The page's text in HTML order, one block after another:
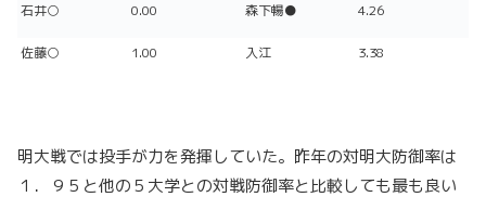
石井○ 0.00 森下暢● 4.26
佐藤○ 1.00 入江 3.38
明大戦では投手が力を発揮していた。昨年の対明大防御率は
１．９５と他の５大学との対戦防御率と比較しても最も良い